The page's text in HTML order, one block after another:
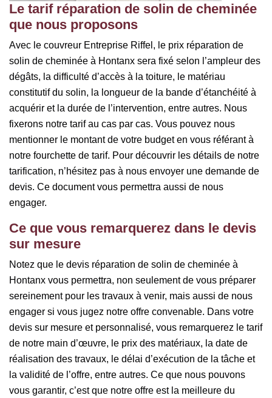
Le tarif réparation de solin de cheminée
que nous proposons
Avec le couvreur Entreprise Riffel, le prix réparation de
solin de cheminée à Hontanx sera fixé selon l’ampleur des
dégâts, la difficulté d’accès à la toiture, le matériau
constitutif du solin, la longueur de la bande d’étanchéité à
acquérir et la durée de l’intervention, entre autres. Nous
fixerons notre tarif au cas par cas. Vous pouvez nous
mentionner le montant de votre budget en vous référant à
notre fourchette de tarif. Pour découvrir les détails de notre
tarification, n’hésitez pas à nous envoyer une demande de
devis. Ce document vous permettra aussi de nous
engager.
Ce que vous remarquerez dans le devis
sur mesure
Notez que le devis réparation de solin de cheminée à
Hontanx vous permettra, non seulement de vous préparer
sereinement pour les travaux à venir, mais aussi de nous
engager si vous jugez notre offre convenable. Dans votre
devis sur mesure et personnalisé, vous remarquerez le tarif
de notre main d’œuvre, le prix des matériaux, la date de
réalisation des travaux, le délai d’exécution de la tâche et
la validité de l’offre, entre autres. Ce que nous pouvons
vous garantir, c’est que notre offre est la meilleure du